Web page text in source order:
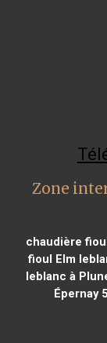
Zone
chaudière
fioul Elm
leblanc à
Épernay